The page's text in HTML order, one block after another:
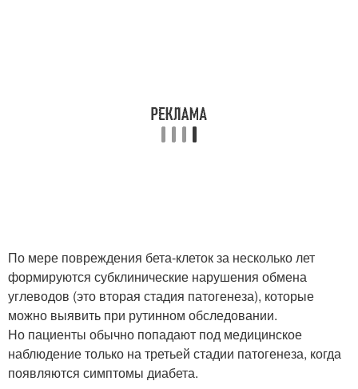
По мере повреждения бета-клеток за несколько лет
формируются субклинические нарушения обмена
углеводов (это вторая стадия патогенеза), которые
можно выявить при рутинном обследовании.
Но пациенты обычно попадают под медицинское
наблюдение только на третьей стадии патогенеза, когда
появляются симптомы диабета.